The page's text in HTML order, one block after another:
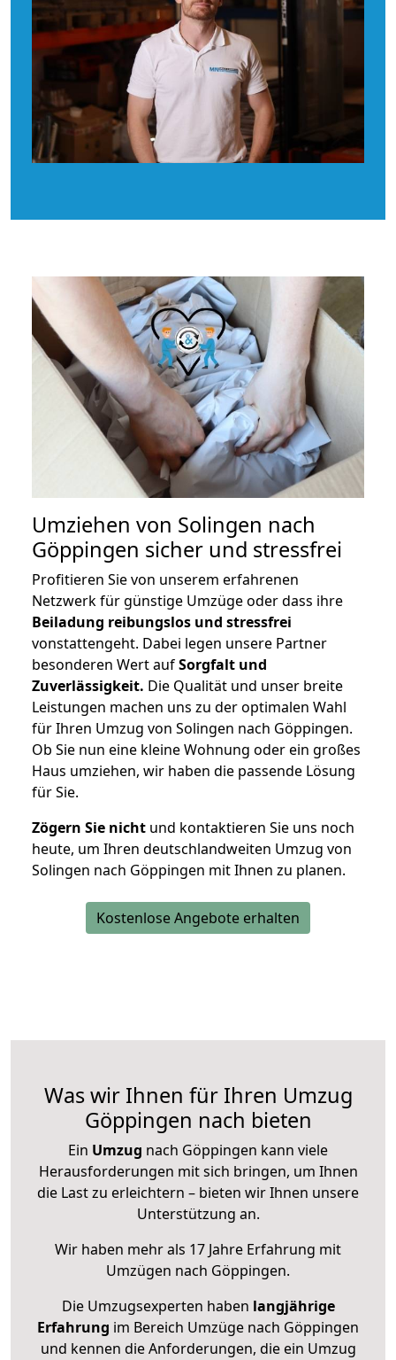
Umziehen von Solingen nach
Göppingen sicher und stressfrei
Profitieren Sie von unserem erfahrenen
Netzwerk für günstige Umzüge oder dass ihre
Beiladung reibungslos und stressfrei
vonstattengeht. Dabei legen unsere Partner
besonderen Wert aufSorgfalt und
Zuverlässigkeit. Die Qualität und unser breite
Leistungen machen uns zu der optimalen Wahl
für Ihren Umzug von Solingen nach Göppingen.
Ob Sie nun eine kleine Wohnung oder ein großes
Haus umziehen, wir haben die passende Lösung
für Sie.
Zögern Sie nicht und kontaktieren Sie uns noch
heute, um Ihren deutschlandweiten Umzug von
Solingen nach Göppingen mit Ihnen zu planen.
Kostenlose Angebote erhalten
Was wir Ihnen für Ihren Umzug
Göppingen nach bieten
Ein Umzug nach Göppingen kann viele
Herausforderungen mit sich bringen, um Ihnen
die Last zu erleichtern – bieten wir Ihnen unsere
Unterstützung an.
Wir haben mehr als 17 Jahre Erfahrung mit
Umzügen nach Göppingen.
Die Umzugsexperten haben langjährige
Erfahrung im Bereich Umzüge nach Göppingen
und kennen die Anforderungen, die ein Umzug